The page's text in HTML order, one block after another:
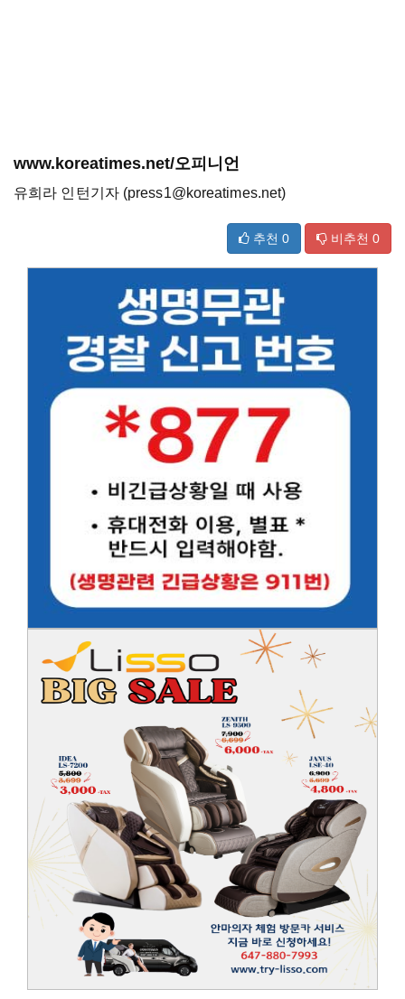
www.koreatimes.net/오피니언
유희라 인턴기자 (press1@koreatimes.net)
추천 0 비추천 0